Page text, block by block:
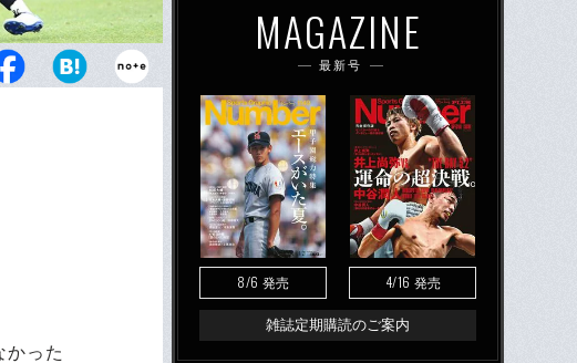
谷曜一朗。31歳となっ
った
MAGAZINE
最新号
8/6 発売 4/16 発売
雑誌定期購読のご案内